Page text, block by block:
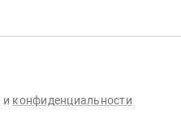
и конфиденциальности